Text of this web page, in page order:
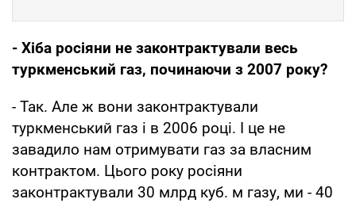
- Хіба росіяни не законтрактували весь
туркменський газ, починаючи з 2007 року?
- Так. Але ж вони законтрактували
туркменський газ і в 2006 році. І це не
завадило нам отримувати газ за власним
контрактом. Цього року росіяни
законтрактували 30 млрд куб. м газу, ми - 40